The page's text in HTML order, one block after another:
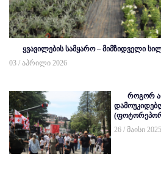
ყვავილების სამყარო – მიმზიდველი
03 / აპრილი 2026
როგორ
26 / მაისი 2025